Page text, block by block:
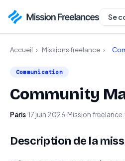
Se
Accueil › Missions freelance ›
Communication
Community
Paris·17 juin 2026·Mission freelance·
Description de la